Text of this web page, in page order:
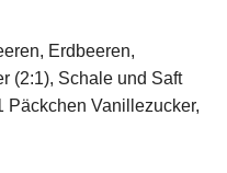
Erdbeeren,
(2:1), Schale und Saft
Päckchen Vanillezucker,